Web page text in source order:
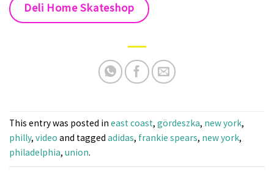
Deli Home Skateshop
This entry was posted in east coast, gördeszka, new york,
philly, video and tagged adidas, frankie spears, new york,
philadelphia, union.